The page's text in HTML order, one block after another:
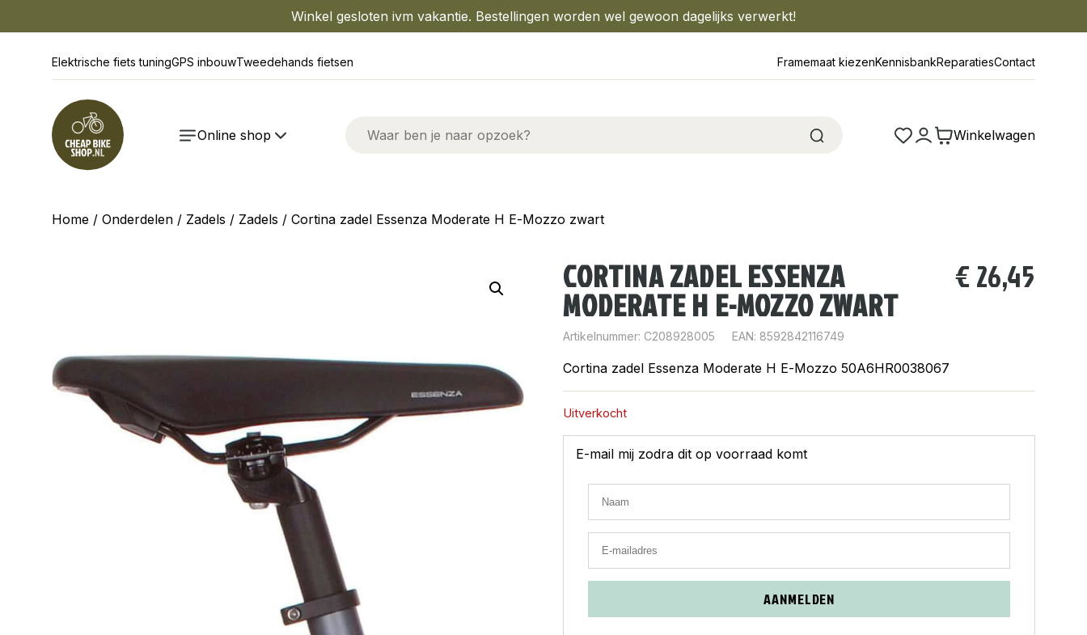
Winkel gesloten ivm vakantie. Bestellingen worden wel gewoon dagelijks verwerkt!
Elektrische fiets tuningGPS inbouwTweedehands fietsen Framemaat kiezenKennisbankReparatiesContact
Online shop Winkelwagen
Home / Onderdelen / Zadels / Zadels / Cortina zadel Essenza Moderate H E-Mozzo zwart
CORTINA ZADEL ESSENZA
MODERATE H E-MOZZO ZWART
€ 26,45
Artikelnummer: C208928005 EAN: 8592842116749
Cortina zadel Essenza Moderate H E-Mozzo 50A6HR0038067
Uitverkocht
E-mail mij zodra dit op voorraad komt
AANMELDEN